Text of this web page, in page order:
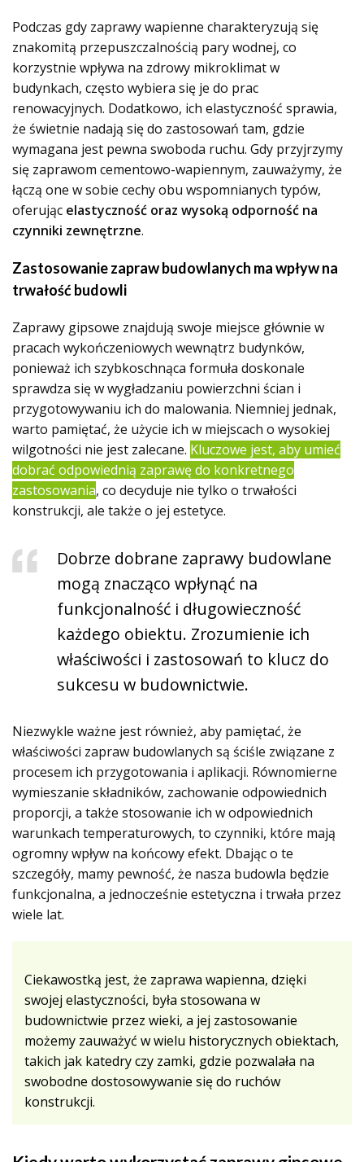
Podczas gdy zaprawy wapienne charakteryzują się
znakomitą przepuszczalnością pary wodnej, co
korzystnie wpływa na zdrowy mikroklimat w
budynkach, często wybiera się je do prac
renowacyjnych. Dodatkowo, ich elastyczność sprawia,
że świetnie nadają się do zastosowań tam, gdzie
wymagana jest pewna swoboda ruchu. Gdy przyjrzymy
się zaprawom cementowo-wapiennym, zauważymy, że
łączą one w sobie cechy obu wspomnianych typów,
oferując elastyczność oraz wysoką odporność na
czynniki zewnętrzne.
Zastosowanie zapraw budowlanych ma wpływ na
trwałość budowli
Zaprawy gipsowe znajdują swoje miejsce głównie w
pracach wykończeniowych wewnątrz budynków,
ponieważ ich szybkoschnąca formuła doskonale
sprawdza się w wygładzaniu powierzchni ścian i
przygotowywaniu ich do malowania. Niemniej jednak,
warto pamiętać, że użycie ich w miejscach o wysokiej
wilgotności nie jest zalecane. Kluczowe jest, aby umieć
dobrać odpowiednią zaprawę do konkretnego
zastosowania, co decyduje nie tylko o trwałości
konstrukcji, ale także o jej estetyce.
Dobrze dobrane zaprawy budowlane
mogą znacząco wpłynąć na
funkcjonalność i długowieczność
każdego obiektu. Zrozumienie ich
właściwości i zastosowań to klucz do
sukcesu w budownictwie.
Niezwykle ważne jest również, aby pamiętać, że
właściwości zapraw budowlanych są ściśle związane z
procesem ich przygotowania i aplikacji. Równomierne
wymieszanie składników, zachowanie odpowiednich
proporcji, a także stosowanie ich w odpowiednich
warunkach temperaturowych, to czynniki, które mają
ogromny wpływ na końcowy efekt. Dbając o te
szczegóły, mamy pewność, że nasza budowla będzie
funkcjonalna, a jednocześnie estetyczna i trwała przez
wiele lat.
Ciekawostką jest, że zaprawa wapienna, dzięki
swojej elastyczności, była stosowana w
budownictwie przez wieki, a jej zastosowanie
możemy zauważyć w wielu historycznych obiektach,
takich jak katedry czy zamki, gdzie pozwalała na
swobodne dostosowywanie się do ruchów
konstrukcji.